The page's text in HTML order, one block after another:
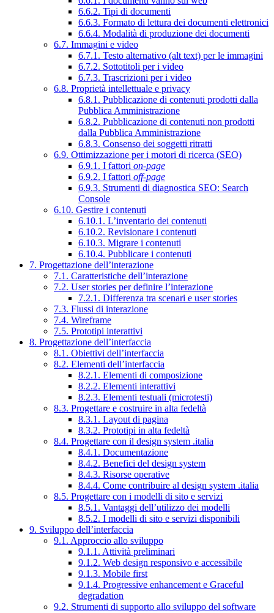
6.6.2. Tipi di documenti
6.6.3. Formato di lettura dei documenti elettronici
6.6.4. Modalità di produzione dei documenti
6.7. Immagini e video
6.7.1. Testo alternativo (alt text) per le immagini
6.7.2. Sottotitoli per i video
6.7.3. Trascrizioni per i video
6.8. Proprietà intellettuale e privacy
6.8.1. Pubblicazione di contenuti prodotti dalla
Pubblica Amministrazione
6.8.2. Pubblicazione di contenuti non prodotti
dalla Pubblica Amministrazione
6.8.3. Consenso dei soggetti ritratti
6.9. Ottimizzazione per i motori di ricerca (SEO)
6.9.1. I fattori on-page
6.9.2. I fattori off-page
6.9.3. Strumenti di diagnostica SEO: Search
Console
6.10. Gestire i contenuti
6.10.1. L’inventario dei contenuti
6.10.2. Revisionare i contenuti
6.10.3. Migrare i contenuti
6.10.4. Pubblicare i contenuti
7. Progettazione dell’interazione
7.1. Caratteristiche dell’interazione
7.2. User stories per definire l’interazione
7.2.1. Differenza tra scenari e user stories
7.3. Flussi di interazione
7.4. Wireframe
7.5. Prototipi interattivi
8. Progettazione dell’interfaccia
8.1. Obiettivi dell’interfaccia
8.2. Elementi dell’interfaccia
8.2.1. Elementi di composizione
8.2.2. Elementi interattivi
8.2.3. Elementi testuali (microtesti)
8.3. Progettare e costruire in alta fedeltà
8.3.1. Layout di pagina
8.3.2. Prototipi in alta fedeltà
8.4. Progettare con il design system .italia
8.4.1. Documentazione
8.4.2. Benefici del design system
8.4.3. Risorse operative
8.4.4. Come contribuire al design system .italia
8.5. Progettare con i modelli di sito e servizi
8.5.1. Vantaggi dell’utilizzo dei modelli
8.5.2. I modelli di sito e servizi disponibili
9. Sviluppo dell’interfaccia
9.1. Approccio allo sviluppo
9.1.1. Attività preliminari
9.1.2. Web design responsivo e accessibile
9.1.3. Mobile first
9.1.4. Progressive enhancement e Graceful
degradation
9.2. Strumenti di supporto allo sviluppo del software